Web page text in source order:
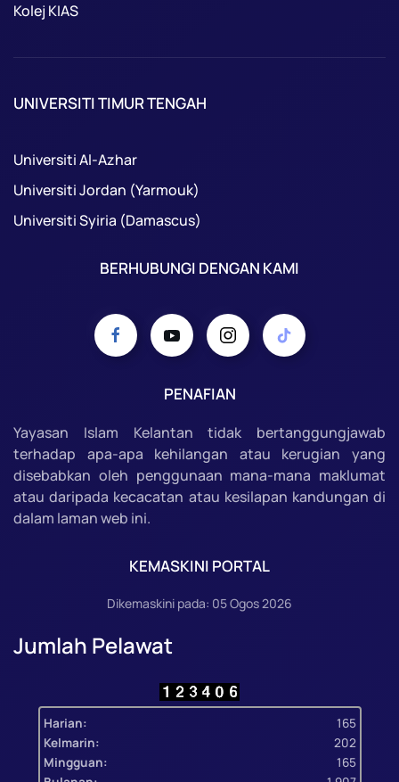
Kolej KIAS
UNIVERSITI TIMUR TENGAH
Universiti Al-Azhar
Universiti Jordan (Yarmouk)
Universiti Syiria (Damascus)
BERHUBUNGI DENGAN KAMI
PENAFIAN
Yayasan Islam Kelantan tidak bertanggungjawab
terhadap apa-apa kehilangan atau kerugian yang
disebabkan oleh penggunaan mana-mana maklumat
atau daripada kecacatan atau kesilapan kandungan di
dalam laman web ini.
KEMASKINI PORTAL
Dikemaskini pada: 05 Ogos 2026
Jumlah Pelawat
Harian:
165
Kelmarin:
202
Mingguan:
165